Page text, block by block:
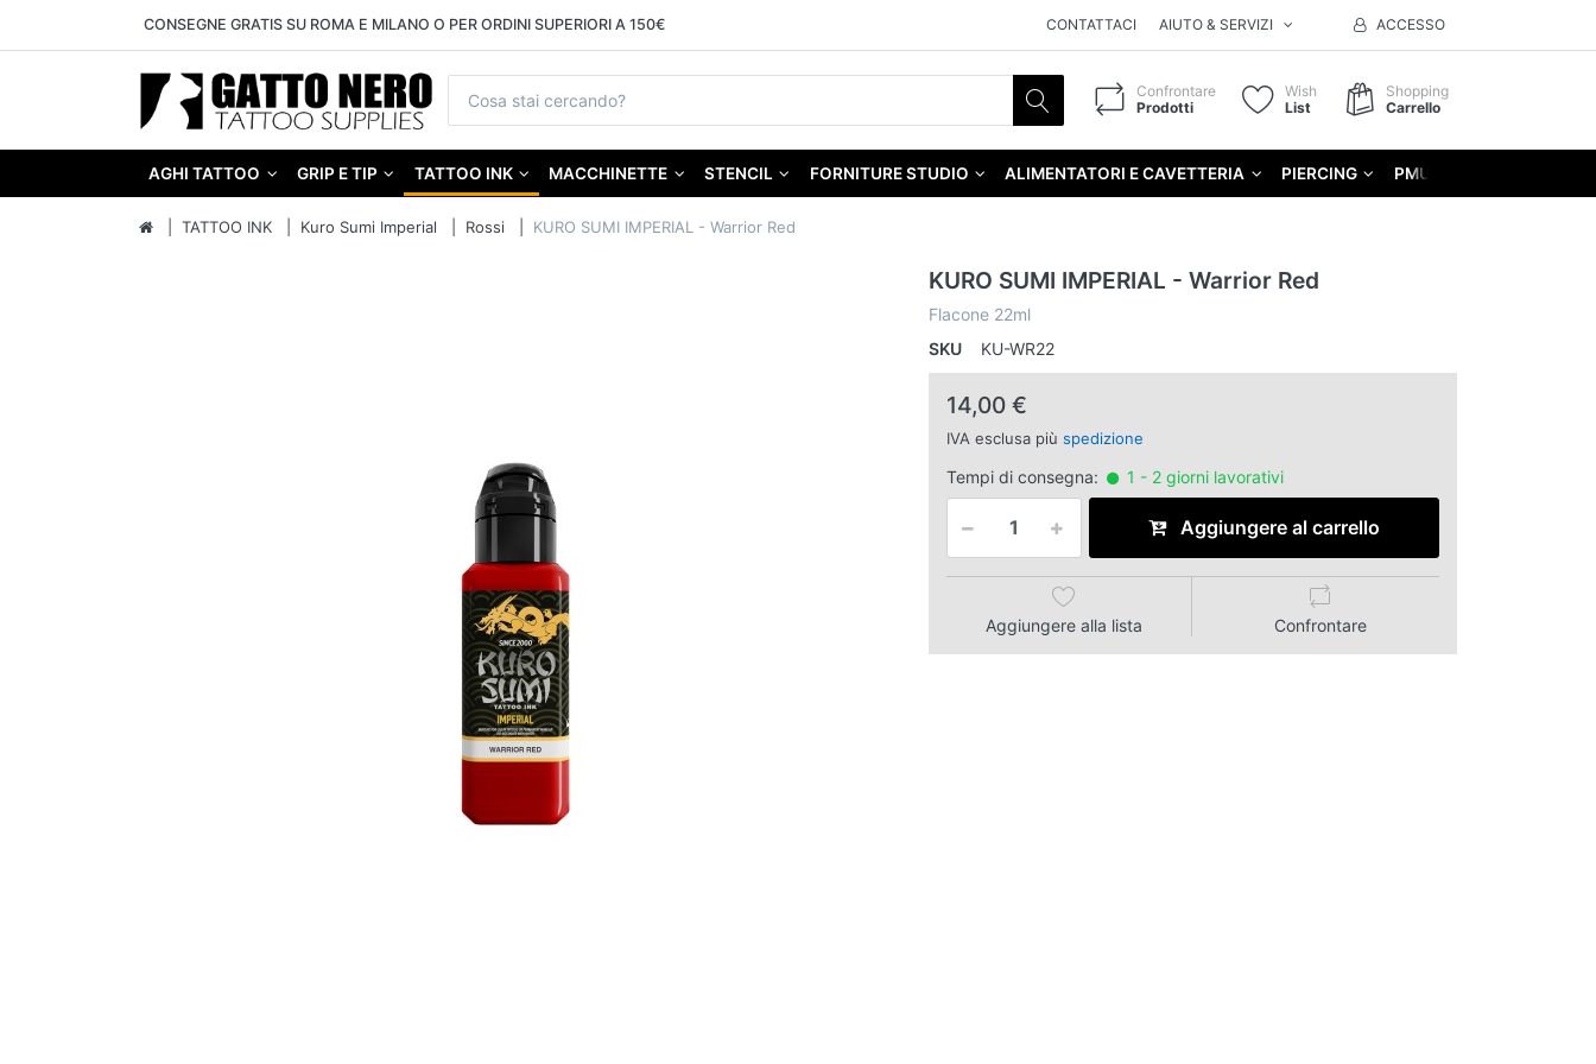
CONSEGNE GRATIS SU ROMA E MILANO O PER ORDINI SUPERIORI A 150€ CONTATTACI AIUTO & SERVIZI ACCESSO
Confrontare
Prodotti
Wish
List
Shopping
Carrello
AGHI TATTOO GRIP E TIP TATTOO INK MACCHINETTE STENCIL FORNITURE STUDIO ALIMENTATORI E CAVETTERIA PIERCING PMU
TATTOO INK Kuro Sumi Imperial Rossi KURO SUMI IMPERIAL - Warrior Red
KURO SUMI IMPERIAL - Warrior Red
Flacone 22ml
SKU
KU-WR22
14,00 €
IVA esclusa più spedizione
Tempi di consegna: 1 - 2 giorni lavorativi
Aggiungere al carrello
Aggiungere alla lista Confrontare